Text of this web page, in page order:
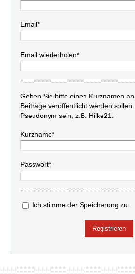
Email*
Email wiederholen*
Geben Sie bitte einen Kurznamen
Beiträge veröffentlicht werden
Pseudonym sein, z.B. Hilke21.
Kurzname*
Passwort*
Ich stimme der Speicherung zu.